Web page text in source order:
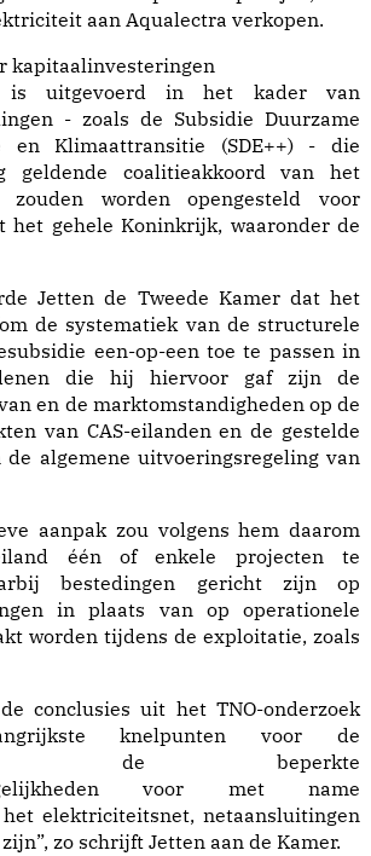
aan Aqualectra verkopen.
kapitaalinvesteringen
is uitgevoerd in het kader van
- zoals de Subsidie Duurzame
en Klimaattransitie (SDE++) - die
geldende coalitieakkoord van het
zouden worden opengesteld voor
het gehele Koninkrijk, waaronder de
Jetten de Tweede Kamer dat het
de systematiek van de structurele
een-op-een toe te passen in
die hij hiervoor gaf zijn de
en de marktomstandigheden op de
van CAS-eilanden en de gestelde
algemene uitvoeringsregeling van
aanpak zou volgens hem daarom
één of enkele projecten te
bestedingen gericht zijn op
in plaats van op operationele
worden tijdens de exploitatie, zoals
conclusies uit het TNO-onderzoek
knelpunten voor de
de beperkte
voor met name
elektriciteitsnet, netaansluitingen
zo schrijft Jetten aan de Kamer.